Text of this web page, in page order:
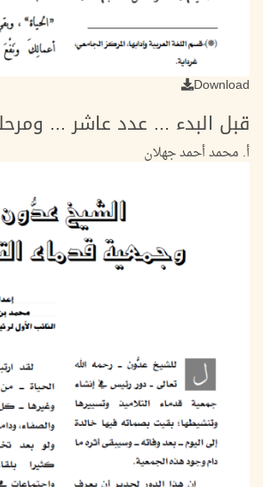
Download
قبل البدء ... عدد عاشر ...
أ. محمد أحمد جهلان